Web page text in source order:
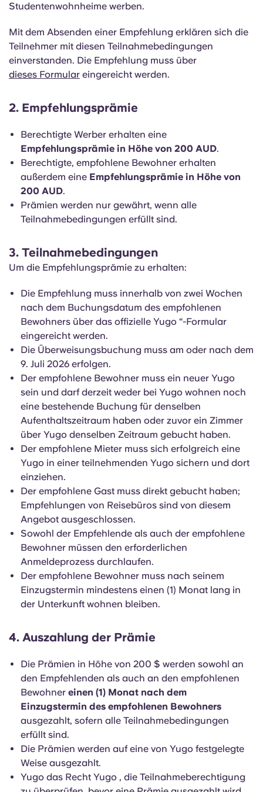
Studentenwohnheime werben.
Mit dem Absenden einer Empfehlung erklären sich die
Teilnehmer mit diesen Teilnahmebedingungen
einverstanden. Die Empfehlung muss über
dieses Formular eingereicht werden.
2. Empfehlungsprämie
Berechtigte Werber erhalten eine
Empfehlungsprämie in Höhe von 200 AUD.
Berechtigte, empfohlene Bewohner erhalten
außerdem eine Empfehlungsprämie in Höhe von
200 AUD.
Prämien werden nur gewährt, wenn alle
Teilnahmebedingungen erfüllt sind.
3. Teilnahmebedingungen
Um die Empfehlungsprämie zu erhalten:
Die Empfehlung muss innerhalb von zwei Wochen
nach dem Buchungsdatum des empfohlenen
Bewohners über das offizielle Yugo “-Formular
eingereicht werden.
Die Überweisungsbuchung muss am oder nach dem
9. Juli 2026 erfolgen.
Der empfohlene Bewohner muss ein neuer Yugo
sein und darf derzeit weder bei Yugo wohnen noch
eine bestehende Buchung für denselben
Aufenthaltszeitraum haben oder zuvor ein Zimmer
über Yugo denselben Zeitraum gebucht haben.
Der empfohlene Mieter muss sich erfolgreich eine
Yugo in einer teilnehmenden Yugo sichern und dort
einziehen.
Der empfohlene Gast muss direkt gebucht haben;
Empfehlungen von Reisebüros sind von diesem
Angebot ausgeschlossen.
Sowohl der Empfehlende als auch der empfohlene
Bewohner müssen den erforderlichen
Anmeldeprozess durchlaufen.
Der empfohlene Bewohner muss nach seinem
Einzugstermin mindestens einen (1) Monat lang in
der Unterkunft wohnen bleiben.
4. Auszahlung der Prämie
Die Prämien in Höhe von 200 $ werden sowohl an
den Empfehlenden als auch an den empfohlenen
Bewohner einen (1) Monat nach dem
Einzugstermin des empfohlenen Bewohners
ausgezahlt, sofern alle Teilnahmebedingungen
erfüllt sind.
Die Prämien werden auf eine von Yugo festgelegte
Weise ausgezahlt.
Yugo das Recht Yugo , die Teilnahmeberechtigung